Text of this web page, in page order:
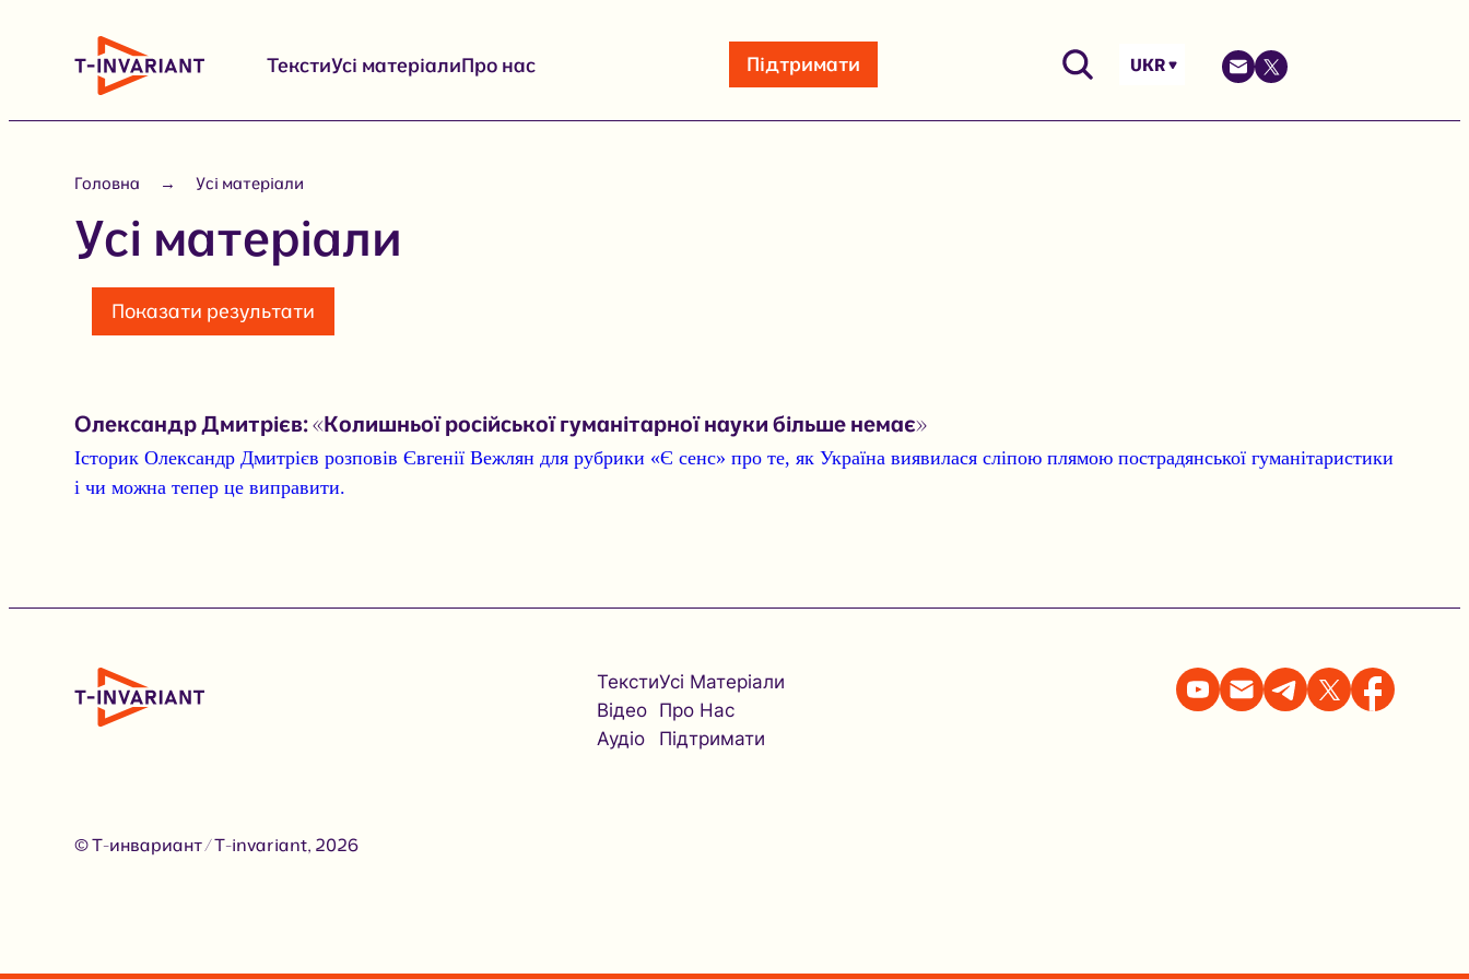
ТекстиУсі матеріалиПро нас Підтримати UKR
Головна Усі матеріали
Усі матеріали
Показати результати
Олександр Дмитрієв: «Колишньої російської гуманітарної науки більше немає»
Історик Олександр Дмитрієв розповів Євгенії Вежлян для рубрики «Є сенс» про те, як Україна виявилася сліпою плямою пострадянської гуманітаристики
і чи можна тепер це виправити.
Тексти
Відео
Аудіо
Усі Матеріали
Про Нас
Підтримати
© Т-инвариант / T-invariant, 2026